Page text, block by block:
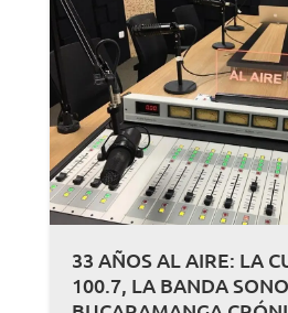
33 AÑOS AL AIRE: LA
100.7, LA BANDA